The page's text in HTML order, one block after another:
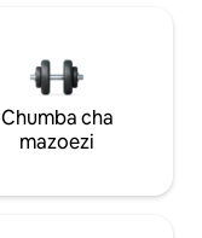
Chumba cha
mazoezi